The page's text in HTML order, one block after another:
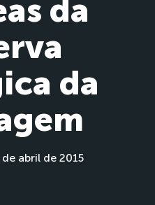
da
da
abril de 2015